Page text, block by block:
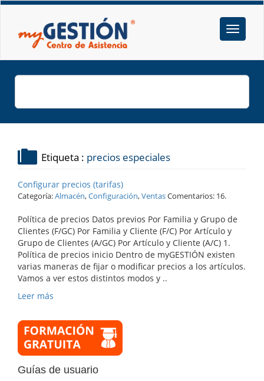
Etiqueta : precios especiales
Configurar precios (tarifas)
Categoría:Almacén,Configuración,VentasComentarios: 16.
Política de precios Datos previos Por Familia y Grupo de
Clientes (F/GC) Por Familia y Cliente (F/C) Por Artículo y
Grupo de Clientes (A/GC) Por Artículo y Cliente (A/C) 1.
Política de precios inicio Dentro de myGESTIÓN existen
varias maneras de fijar o modificar precios a los artículos.
Vamos a ver estos distintos modos y ..
Leer más
Guías de usuario